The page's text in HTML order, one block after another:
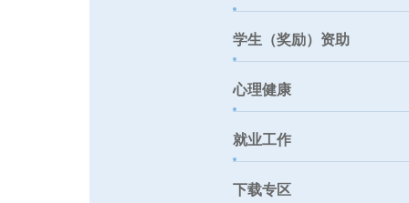
学生（奖励）资助
心理健康
就业工作
下载专区